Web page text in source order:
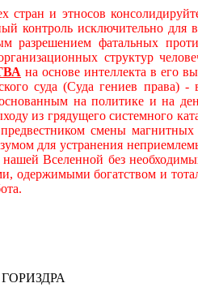
и этносов
контроль исключительно
разрешением фатальных
структур
на основе интеллекта в его
суда (Суда гениев
на политике и на
из грядущего системного
смены магнитных
для устранения
Вселенной без
одержимыми богатством и